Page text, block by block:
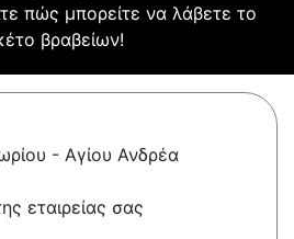
πώς μπορείτε να λάβετε το
βραβείων!
- Αγίου Ανδρέα
εταιρείας σας